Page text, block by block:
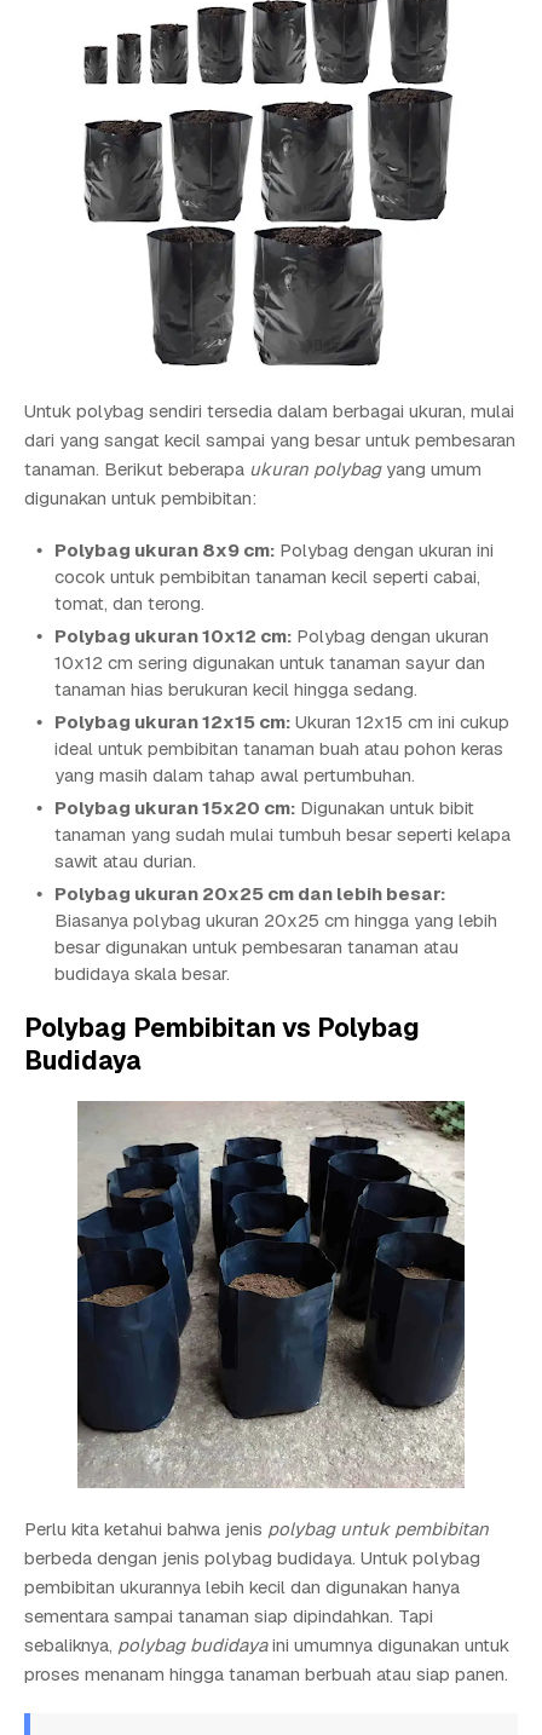
Untuk polybag sendiri tersedia dalam berbagai ukuran, mulai
dari yang sangat kecil sampai yang besar untuk pembesaran
tanaman. Berikut beberapa ukuran polybagyang umum
digunakan untuk pembibitan:
Polybag ukuran 8x9 cm: Polybag dengan ukuran ini
cocok untuk pembibitan tanaman kecil seperti cabai,
tomat, dan terong.
Polybag ukuran 10x12 cm: Polybag dengan ukuran
10x12 cm sering digunakan untuk tanaman sayur dan
tanaman hias berukuran kecil hingga sedang.
Polybag ukuran 12x15 cm: Ukuran 12x15 cm ini cukup
ideal untuk pembibitan tanaman buah atau pohon keras
yang masih dalam tahap awal pertumbuhan.
Polybag ukuran 15x20 cm: Digunakan untuk bibit
tanaman yang sudah mulai tumbuh besar seperti kelapa
sawit atau durian.
Polybag ukuran 20x25 cm dan lebih besar:
Biasanya polybag ukuran 20x25 cm hingga yang lebih
besar digunakan untuk pembesaran tanaman atau
budidaya skala besar.
Polybag Pembibitan vs Polybag
Budidaya
Perlu kita ketahui bahwa jenis polybag untuk pembibitan
berbeda dengan jenis polybag budidaya. Untuk polybag
pembibitan ukurannya lebih kecil dan digunakan hanya
sementara sampai tanaman siap dipindahkan. Tapi
sebaliknya, polybag budidayaini umumnya digunakan untuk
proses menanam hingga tanaman berbuah atau siap panen.